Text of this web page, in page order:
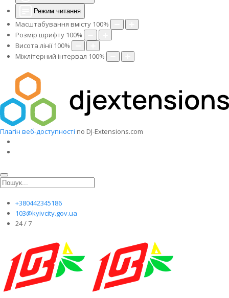
Режим читання
Масштабування вмісту 100%
Розмір шрифту 100%
Висота лінії 100%
Міжлітерний інтервал 100%
Плагін веб-доступності по DJ-Extensions.com
+380442345186
103@kyivcity.gov.ua
24 / 7